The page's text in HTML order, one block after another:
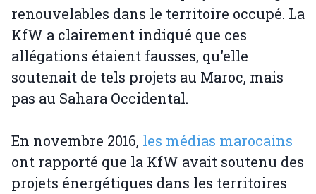
renouvelables dans le territoire occupé. La
KfW a clairement indiqué que ces
allégations étaient fausses, qu'elle
soutenait de tels projets au Maroc, mais
pas au Sahara Occidental.
En novembre 2016, les médias marocains
ont rapporté que la KfW avait soutenu des
projets énergétiques dans les territoires